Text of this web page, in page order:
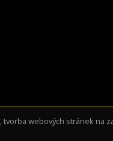
, tvorba webových stránek na